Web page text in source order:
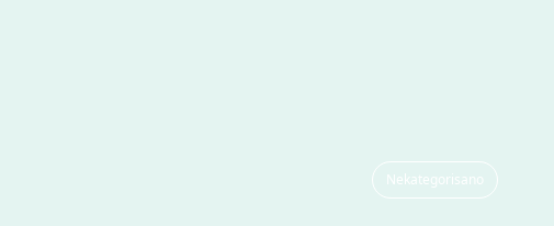
Nekategorisano